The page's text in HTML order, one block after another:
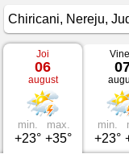
Vremea
Chiricani
Nereju,
Județul
Vrancea
Joi
06
august
min.
+23°
max.
+35°
min.
+23°